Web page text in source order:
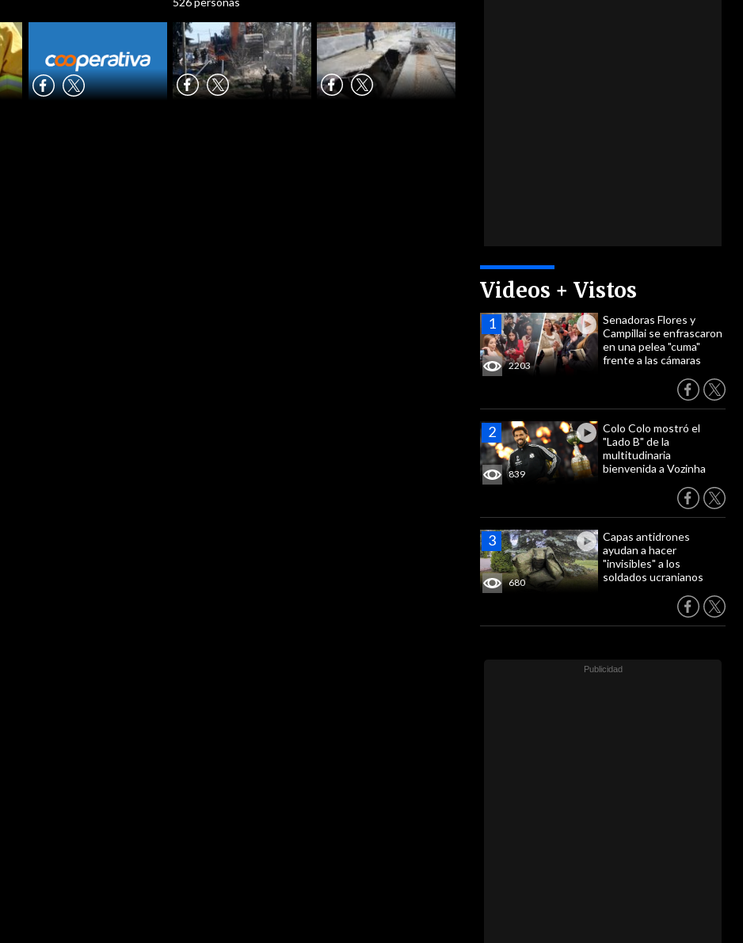
Videos + Vistos
2203
Senadoras Flores y
Campillai se enfrascaron
en una pelea "cuma"
frente a las cámaras
839
Colo Colo mostró el
"Lado B" de la
multitudinaria
bienvenida a Vozinha
680
Capas antidrones
ayudan a hacer
"invisibles" a los
soldados ucranianos